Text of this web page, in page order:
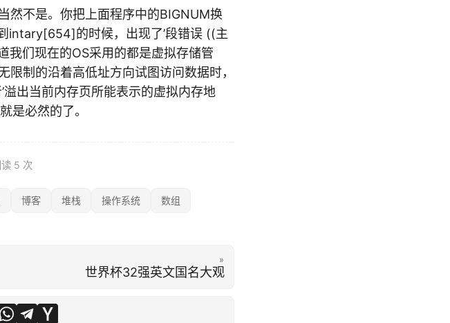
然不是。你把上面程序中的BIGNUM换
intary[654]的时候，出现了’段错误 ((主
我们现在的OS采用的都是虚拟存储管
制的沿着高低址方向试图访问数据时，
溢出当前内存页所能表示的虚拟内存地
是必然的了。
5 次
博客 堆栈 操作系统 数组
»
世界杯32强英文国名大观